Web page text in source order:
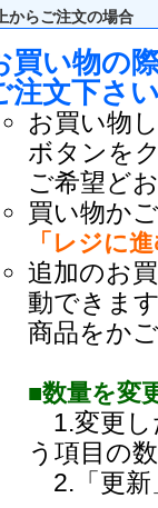
からご注文の場合
買い物の
注文下さ
お買い物
ボタンを
ご希望ど
買い物か
「レジに
追加のお
動できま
商品をか
■数量を変
1.変更し
う項目の
2.「更新